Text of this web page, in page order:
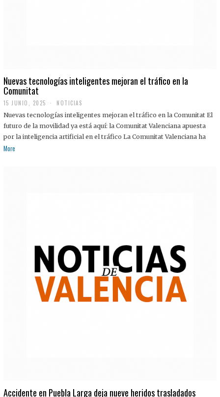
Nuevas tecnologías inteligentes mejoran el tráfico en la
Comunitat
15 JUNIO, 2025 NOTICIAS
Nuevas tecnologías inteligentes mejoran el tráfico en la Comunitat El
futuro de la movilidad ya está aquí: la Comunitat Valenciana apuesta
por la inteligencia artificial en el tráfico La Comunitat Valenciana ha
More
Accidente en Puebla Larga deja nueve heridos trasladados